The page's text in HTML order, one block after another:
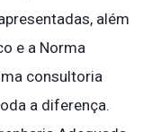
além
e a Norma
consultoria
a diferença.